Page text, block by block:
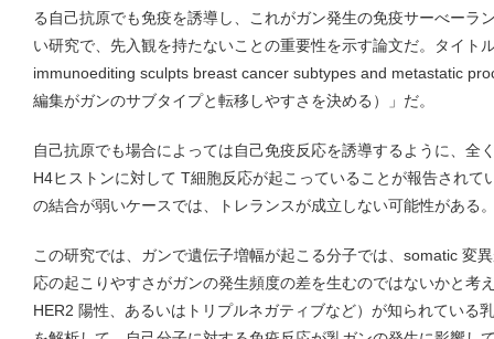
る自己抗原でも免疫を誘導し、これがガン発生の免疫サーべーラ
い研究で、先入観を持たないことの重要性を示す論文だ。タイト
immunoediting sculpts breast cancer subtypes and metastatic
編集がガンのサブタイプと転移しやすさを決める）」だ。
自己抗原でも場合によっては自己免疫反応を誘導するように、全
H4ヒストンに対して T細胞反応が起こっていることが報告されて
の結合が弱いケースでは、トレランスが成立しない可能性がある
この研究では、ガンで遺伝子増幅が起こる分子では、somatic 変
応の起こりやすさがガンの発生頻度の差を生むのではないかと考
HER2 陽性、あるいはトリプルネガティブなど）が知られている